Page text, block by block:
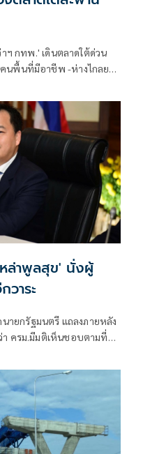
ฯ กทพ.' เดินตลาดใต้ด่วน
นพื้นที่มีอาชีพ -ห่างไกลยา
ล่าพูลสุข' นั่งผู้
วาระ
ายกรัฐมนตรี แถลงภายหลัง
ครม.มีมติเห็นชอบตามที่